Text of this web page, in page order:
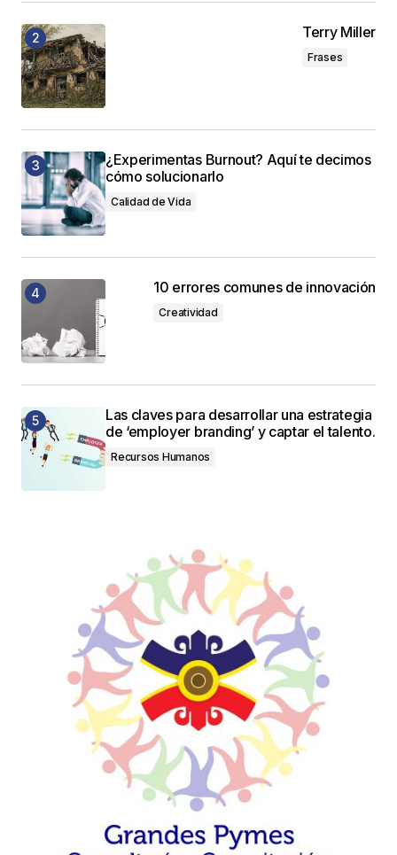
Terry Miller
Frases
¿Experimentas Burnout? Aquí te decimos
cómo solucionarlo
Calidad de Vida
10 errores comunes de innovación
Creatividad
Las claves para desarrollar una estrategia
de ‘employer branding’ y captar el talento.
Recursos Humanos